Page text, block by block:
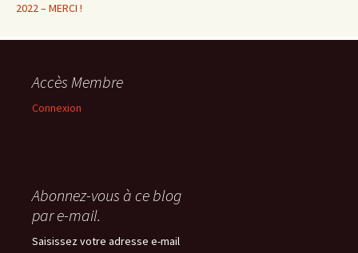
2022 – MERCI !
Accès Membre
Connexion
Abonnez-vous à ce blog
par e-mail.
Saisissez votre adresse e-mail